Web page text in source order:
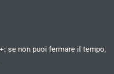
se non puoi fermare il tempo,